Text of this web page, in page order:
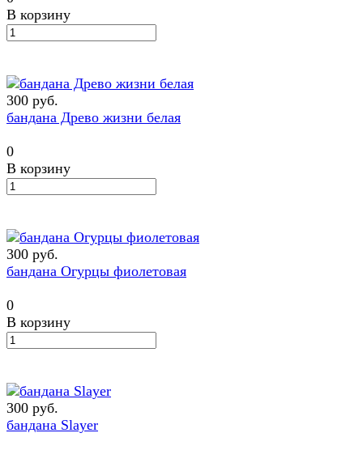
В корзину
300 руб.
бандана Древо жизни белая
0
В корзину
300 руб.
бандана Огурцы фиолетовая
0
В корзину
300 руб.
бандана Slayer